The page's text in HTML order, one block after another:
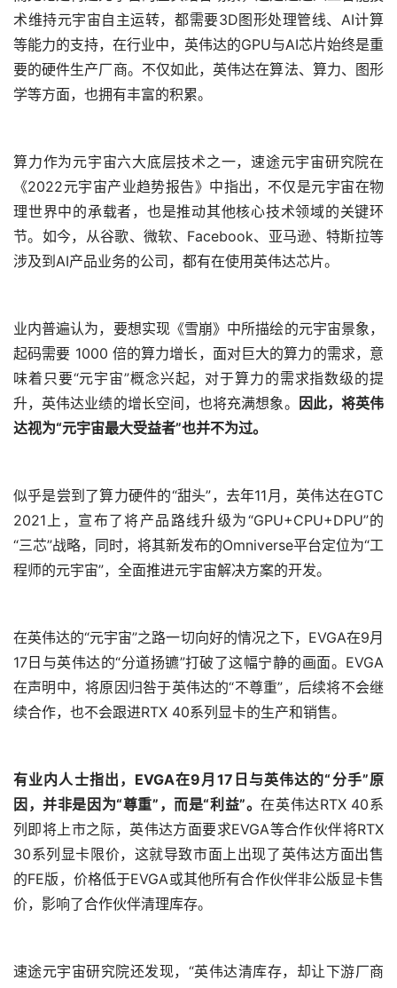
术维持元宇宙自主运转，都需要3D图形处理管线、AI计算
等能力的支持，在行业中，英伟达的GPU与AI芯片始终是重
要的硬件生产厂商。不仅如此，英伟达在算法、算力、图形
学等方面，也拥有丰富的积累。
算力作为元宇宙六大底层技术之一，速途元宇宙研究院在
《2022元宇宙产业趋势报告》中指出，不仅是元宇宙在物
理世界中的承载者，也是推动其他核心技术领域的关键环
节。如今，从谷歌、微软、Facebook、亚马逊、特斯拉等
涉及到AI产品业务的公司，都有在使用英伟达芯片。
业内普遍认为，要想实现《雪崩》中所描绘的元宇宙景象，
起码需要 1000 倍的算力增长，面对巨大的算力的需求，意
味着只要“元宇宙”概念兴起，对于算力的需求指数级的提
升，英伟达业绩的增长空间，也将充满想象。
因此，将英伟
达视为“元宇宙最大受益者”也并不为过。
似乎是尝到了算力硬件的“甜头”，去年11月，英伟达在GTC
2021上，宣布了将产品路线升级为“GPU+CPU+DPU”的
“三芯”战略，同时，将其新发布的Omniverse平台定位为“工
程师的元宇宙”，全面推进元宇宙解决方案的开发。
在英伟达的“元宇宙”之路一切向好的情况之下，EVGA在9月
17日与英伟达的“分道扬镳”打破了这幅宁静的画面。EVGA
在声明中，将原因归咎于英伟达的“不尊重”，后续将不会继
续合作，也不会跟进RTX 40系列显卡的生产和销售。
有业内人士指出，EVGA在9月17日与英伟达的“分手”原
因，并非是因为“尊重”，而是“利益”。在英伟达RTX 40系
列即将上市之际，英伟达方面要求EVGA等合作伙伴将RTX
30系列显卡限价，这就导致市面上出现了英伟达方面出售
的FE版，价格低于EVGA或其他所有合作伙伴非公版显卡售
价，影响了合作伙伴清理库存。
速途元宇宙研究院还发现，“英伟达清库存，却让下游厂商